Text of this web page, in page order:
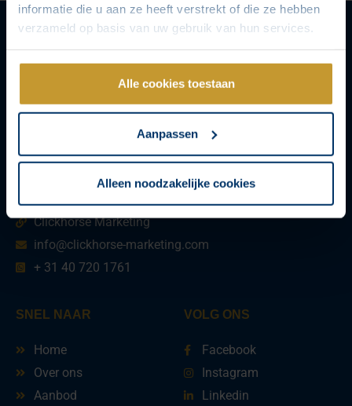
informatie die u aan ze heeft verstrekt of die ze hebben
verzameld op basis van uw gebruik van hun services.
Alle cookies toestaan
Aanpassen
Alleen noodzakelijke cookies
NEEM CONTACT OP
Clickhorse Marketing
info@clickhorse-marketing.com
+ 31 40 720 1761
SNEL NAAR
Home
Over ons
Aanbod
VOLG ONS
Facebook
Instagram
Linkedin